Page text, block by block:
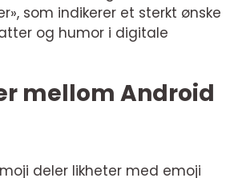
som indikerer et sterkt ønske
og humor i digitale
mellom Android
deler likheter med emoji